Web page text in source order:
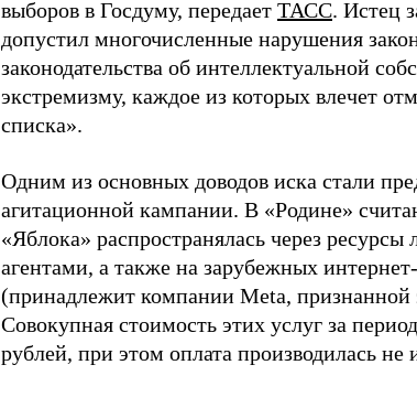
выборов в Госдуму, передает ТАСС. Истец
допустил многочисленные нарушения
законодательства об интеллектуальной
экстремизму, каждое из которых влечет
списка».
Одним из основных доводов иска стали
агитационной кампании. В «Родине»
«Яблока» распространялась через
агентами, а также на зарубежных
(принадлежит компании Meta, признанной
Совокупная стоимость этих услуг за
рублей, при этом оплата производилась не